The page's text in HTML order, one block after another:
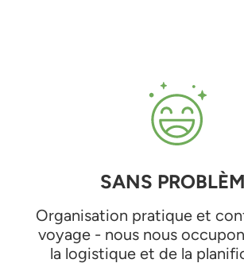
SANS
Organisation pratique et
voyage - nous nous
la logistique et de la